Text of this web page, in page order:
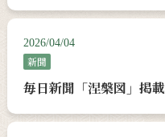
2026/04/04
新聞
毎日新聞「涅槃図」掲載